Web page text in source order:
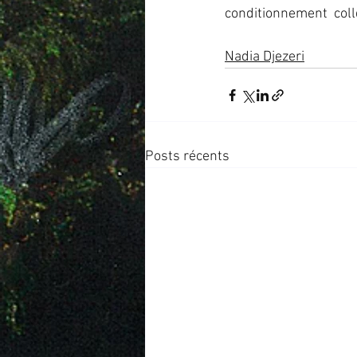
conditionnement
Nadia Djezeri
Posts récents